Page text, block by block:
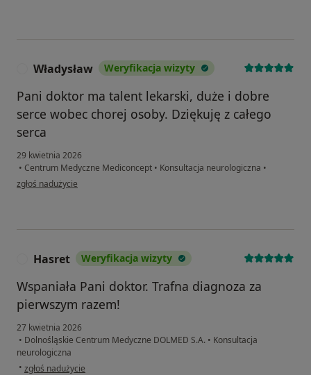
Władysław Weryfikacja wizyty
Pani doktor ma talent lekarski, duże i dobre
serce wobec chorej osoby. Dziękuję z całego
serca
29 kwietnia 2026
• Centrum Medyczne Mediconcept • Konsultacja neurologiczna •
w opinii użytkownika Władysław
zgłoś nadużycie
Hasret Weryfikacja wizyty
Wspaniała Pani doktor. Trafna diagnoza za
pierwszym razem!
27 kwietnia 2026
• Dolnośląskie Centrum Medyczne DOLMED S.A. • Konsultacja
neurologiczna
• w opinii użytkownika Hasret
zgłoś nadużycie